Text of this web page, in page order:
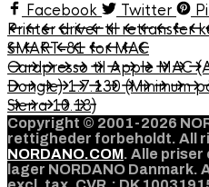
Facebook
Twitter
Printer driver til retransfer
SMART-81 for MAC
Cardpresso til Apple MAC
Dongle) 1.7.130 (Minimum
Sierra 10.13)
Copyright © 2001-2026
rettigheder forbeholdt. All
NORDANO.COM. Alle priser
lager NORDANO Danmark.